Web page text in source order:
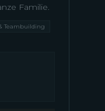
Familie.
Teambuilding